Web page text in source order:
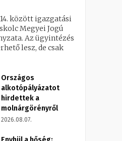
között igazgatási
Megyei Jogú
Az ügyintézés
lesz, de csak
Országos
alkotópályázatot
hirdettek a
molnárgörényről
2026.08.07.